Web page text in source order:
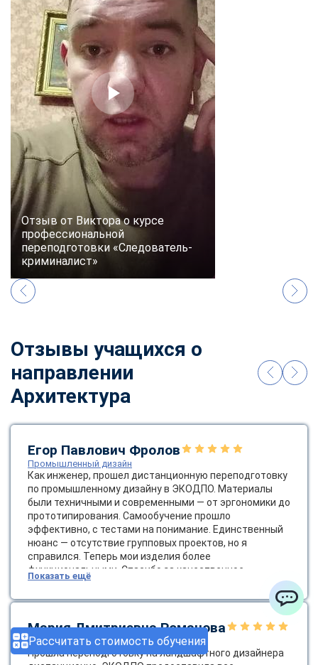
Рассчитать стоимость обучения
Отзыв от Виктора о курсе
профессиональной
переподготовки «Следователь-
криминалист»
Отзывы учащихся о
направлении
Архитектура
Егор Павлович Фролов
Промышленный дизайн
Как инженер, прошел дистанционную переподготовку
по промышленному дизайну в ЭКОДПО. Материалы
были техничными и современными — от эргономики до
прототипирования. Самообучение прошло
эффективно, с тестами на понимание. Единственный
нюанс — отсутствие групповых проектов, но я
справился. Теперь мои изделия более
функциональными. Спасибо за качественное
образование! Было бы круто ввести групповые
онлайн-проекты.
Показать ещё
Мария Дмитриевна Романова
Ландшафтный дизайнер
Прошла переподготовку на ландшафтного дизайнера
ChatApp
online
Мессенджеры
Свяжитесь с нами через любой удобный мессенджер!
Telegram WhatsApp
Vkontakte
Max